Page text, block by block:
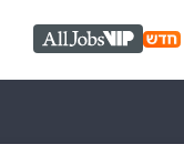
AllJobs VIP